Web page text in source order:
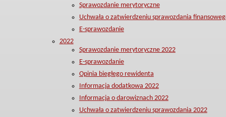
Sprawozdanie merytoryczne
Uchwała o zatwierdzeniu sprawozdania
E-sprawozdanie
2022
Sprawozdanie merytoryczne 2022
E-sprawozdanie
Opinia biegłego rewidenta
Informacja dodatkowa 2022
Informacja o darowiznach 2022
Uchwała o zatwierdzeniu sprawozdania 2022